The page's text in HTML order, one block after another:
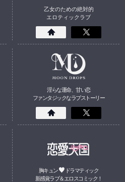
乙女のための絶対的
エロティックラブ
淫らな運命、甘い恋
ファンタジックなラブストーリー
胸キュン
ドラマティック
新感覚ラブ＆エロスコミック！